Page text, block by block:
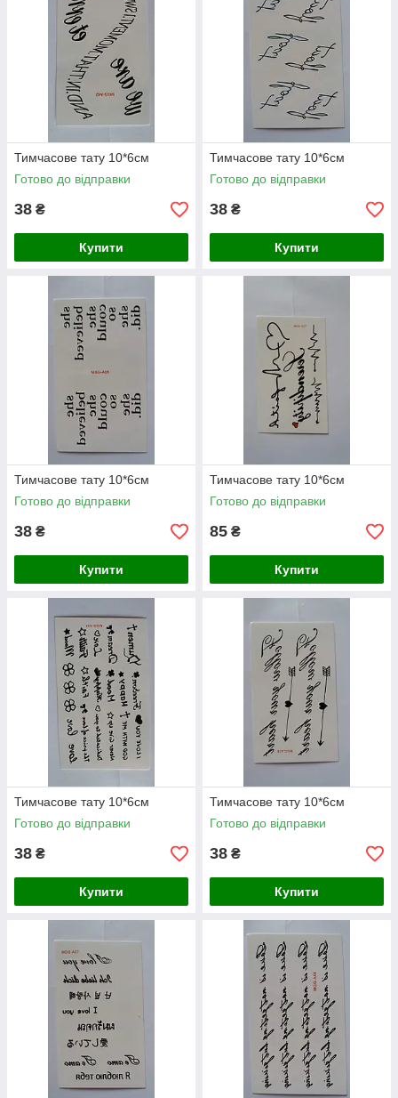
Тимчасове тату 10*6см
Готово до відправки
38 ₴
Купити
Тимчасове тату 10*6см
Готово до відправки
38 ₴
Купити
Тимчасове тату 10*6см
Готово до відправки
38 ₴
Купити
Тимчасове тату 10*6см
Готово до відправки
85 ₴
Купити
Тимчасове тату 10*6см
Готово до відправки
38 ₴
Купити
Тимчасове тату 10*6см
Готово до відправки
38 ₴
Купити